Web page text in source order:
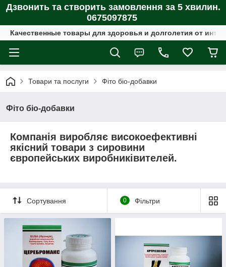
Дзвонить та створить замовлення за 5 хвилин.
0675097875
Качественные товары для здоровья и долголетия от
Товари та послуги Фіто біо-добавки
Фіто біо-добавки
Компанія виробляє високоефективні
якісний товари з сировини
європейських виробниківителей.
Сортування 0 Фільтри